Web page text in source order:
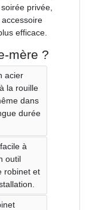
privée,
efficace.
mère ?
acier
la rouille
dans
durée
à
outil
robinet et